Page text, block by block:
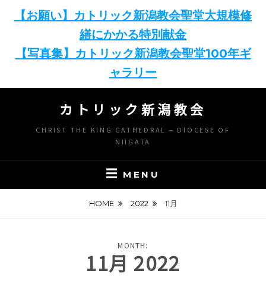
【お願い】カトリック新潟教会聖堂大規模修
繕にかかる特別献金
【写真集】カトリック新潟教会聖堂100年ギ
ャラリー
content
カトリック新潟教会
CHRIST THE KING CATHEDRAL – DIOCESE OF
NIIGATA
MENU
HOME 2022 11月
MONTH:
11月 2022